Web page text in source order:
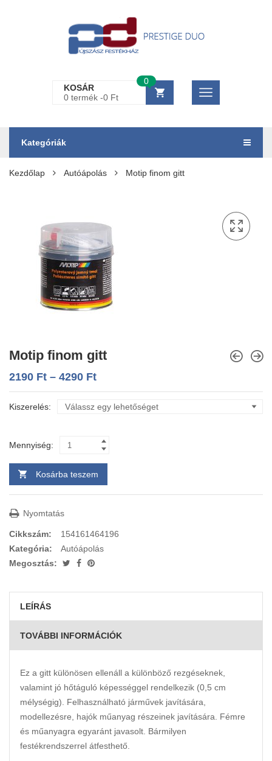
KOSÁR
0 termék -0 Ft
0
Kategóriák
Kezdőlap Autóápolás Motip finom gitt
Motip finom gitt
2190 Ft – 4290 Ft
Kiszerelés
Mennyiség:
Kosárba teszem
Nyomtatás
Cikkszám:
154161464196
Kategória:
Autóápolás
Megosztás:
LEÍRÁS
TOVÁBBI INFORMÁCIÓK
Ez a gitt különösen ellenáll a különböző rezgéseknek,
valamint jó hőtáguló képességgel rendelkezik (0,5 cm
mélységig). Felhasználható járművek javítására,
modellezésre, hajók műanyag részeinek javítására. Fémre
és műanyagra egyaránt javasolt. Bármilyen
festékrendszerrel átfesthető.